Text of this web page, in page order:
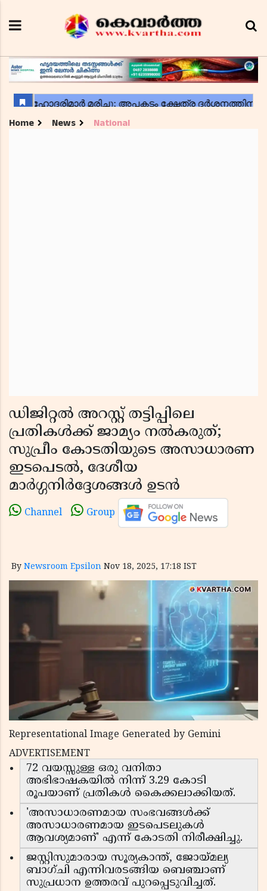
Home News National
ഡിജിറ്റൽ അറസ്റ്റ് തട്ടിപ്പിലെ
പ്രതികൾക്ക് ജാമ്യം നൽകരുത്;
സുപ്രീം കോടതിയുടെ അസാധാരണ
ഇടപെടൽ, ദേശീയ
മാർഗ്ഗനിർദ്ദേശങ്ങൾ ഉടൻ
Channel Group
By Newsroom Epsilon Nov 18, 2025, 17:18 IST
Representational Image Generated by Gemini
ADVERTISEMENT
72 വയസ്സുള്ള ഒരു വനിതാ
അഭിഭാഷകയിൽ നിന്ന് 3.29 കോടി
രൂപയാണ് പ്രതികൾ കൈക്കലാക്കിയത്.
'അസാധാരണമായ സംഭവങ്ങൾക്ക്
അസാധാരണമായ ഇടപെടലുകൾ
ആവശ്യമാണ്' എന്ന് കോടതി നിരീക്ഷിച്ചു.
ജസ്റ്റിസുമാരായ സൂര്യകാന്ത്, ജോയ്‍മല്യ
ബാഗ്ചി എന്നിവരടങ്ങിയ ബെഞ്ചാണ്
സുപ്രധാന ഉത്തരവ് പുറപ്പെടുവിച്ചത്.